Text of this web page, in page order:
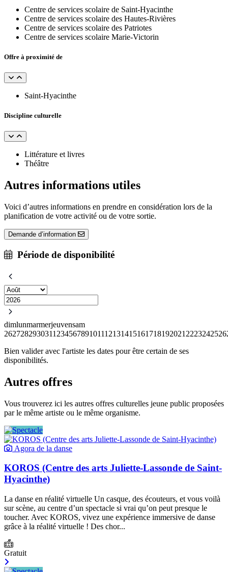
Centre de services scolaire de Saint-Hyacinthe
Centre de services scolaire des Hautes-Rivières
Centre de services scolaire des Patriotes
Centre de services scolaire Marie-Victorin
Offre à proximité de
Saint-Hyacinthe
Discipline culturelle
Littérature et livres
Théâtre
Autres informations utiles
Voici d’autres informations en prendre en considération lors de la
planification de votre activité ou de votre sortie.
Demande d’information
Période de disponibilité
dimlunmarmerjeuvensam
2627282930311 23456789101112131415161718192021 2223242526
Bien valider avec l'artiste les dates pour être certain de ses
disponibilités.
Autres offres
Vous trouverez ici les autres offres culturelles jeune public proposées
par le même artiste ou le même organisme.
Agora de la danse
KOROS (Centre des arts Juliette-Lassonde de Saint-
Hyacinthe)
La danse en réalité virtuelle Un casque, des écouteurs, et vous voilà
sur scène, au centre d’un spectacle si vrai qu’on peut presque le
toucher. Avec KOROS, vivez une expérience immersive de danse
grâce à la réalité virtuelle ! Des chor...
Gratuit